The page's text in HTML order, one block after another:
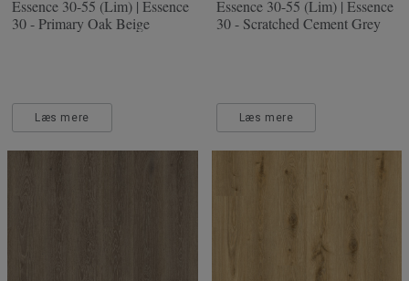
Essence 30-55 (Lim) | Essence
30 - Primary Oak Beige
Læs mere
Essence 30-55 (Lim) | Essence
30 - Scratched Cement Grey
Læs mere